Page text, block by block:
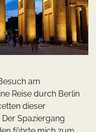
am
Reise durch Berlin
dieser
Spaziergang